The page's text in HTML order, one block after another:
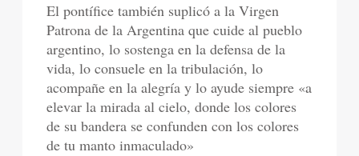
El pontífice también suplicó a la Virgen
Patrona de la Argentina que cuide al pueblo
argentino, lo sostenga en la defensa de la
vida, lo consuele en la tribulación, lo
acompañe en la alegría y lo ayude siempre «a
elevar la mirada al cielo, donde los colores
de su bandera se confunden con los colores
de tu manto inmaculado»